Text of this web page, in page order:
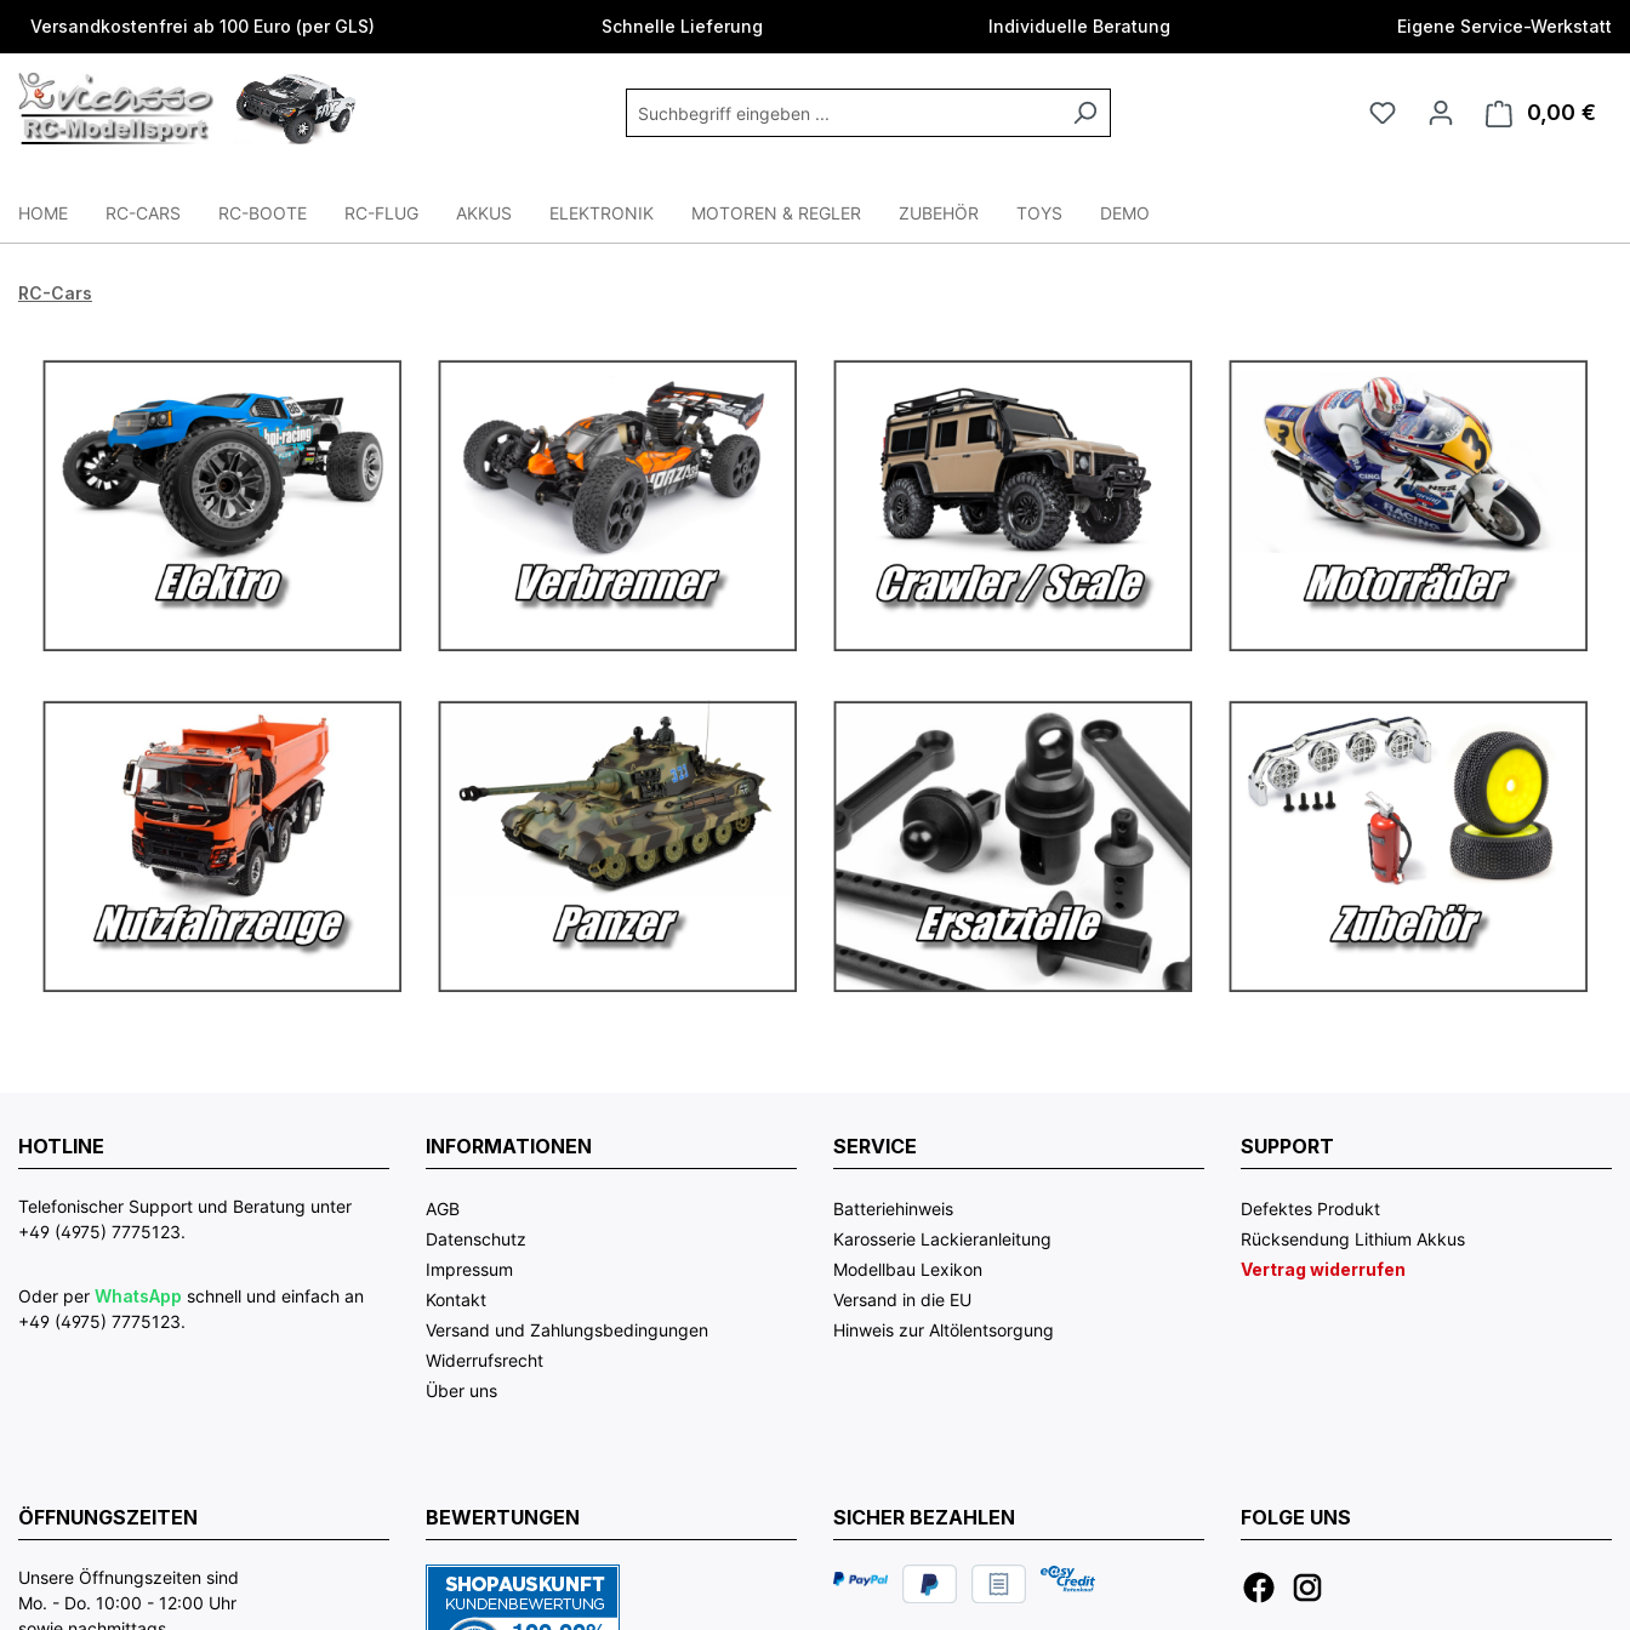
Hauptinhalt springen
Zur Suche springen
Zur Hauptnavigation springen
Versandkostenfrei ab 100 Euro (per GLS) Schnelle Lieferung Individuelle Beratung Eigene Service-Werkstatt
0,00 €
HOME RC-CARS RC-BOOTE RC-FLUG AKKUS ELEKTRONIK MOTOREN & REGLER ZUBEHÖR TOYS DEMO
RC-Cars
HOTLINE
Telefonischer Support und Beratung unter
+49 (4975) 7775123.
Oder per WhatsApp schnell und einfach an
+49 (4975) 7775123.
INFORMATIONEN
AGB
Datenschutz
Impressum
Kontakt
Versand und Zahlungsbedingungen
Widerrufsrecht
Über uns
SERVICE
Batteriehinweis
Karosserie Lackieranleitung
Modellbau Lexikon
Versand in die EU
Hinweis zur Altölentsorgung
SUPPORT
Defektes Produkt
Rücksendung Lithium Akkus
Vertrag widerrufen
ÖFFNUNGSZEITEN
Unsere Öffnungszeiten sind
Mo. - Do. 10:00 - 12:00 Uhr
BEWERTUNGEN SICHER BEZAHLEN FOLGE UNS